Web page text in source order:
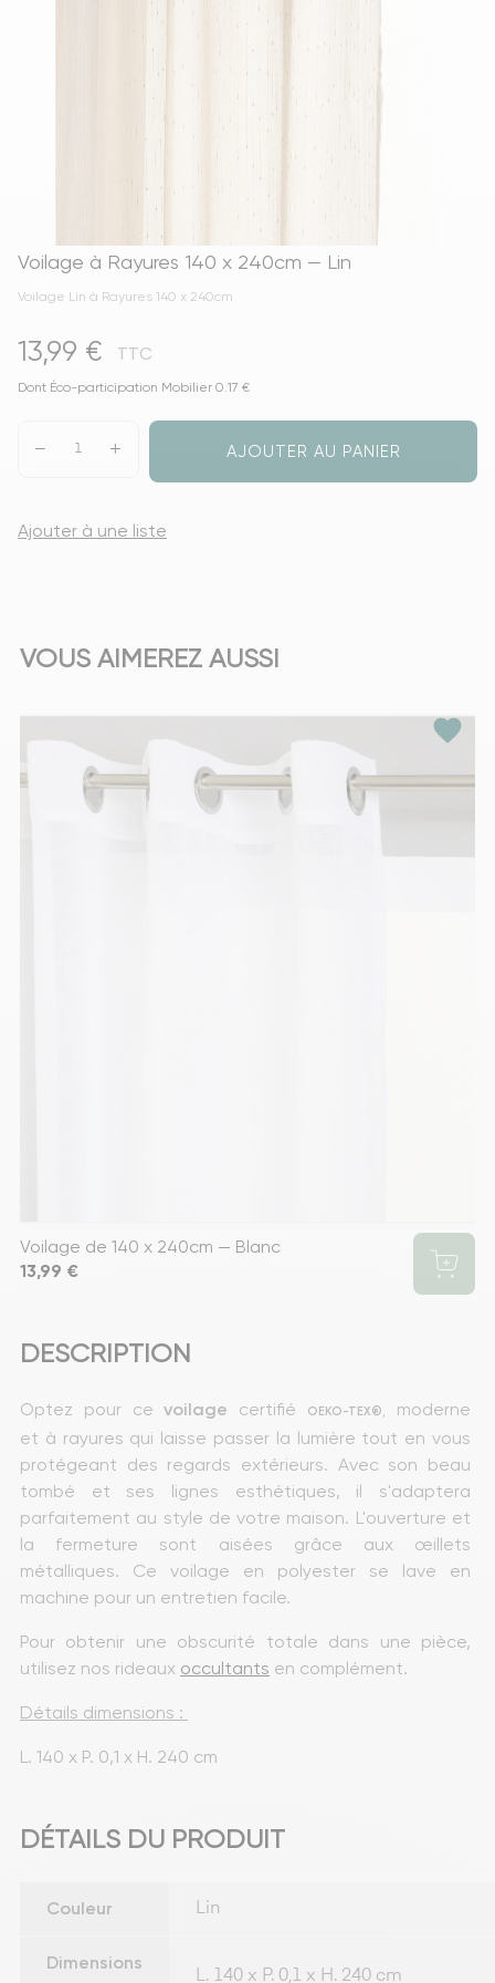
Voilage à Rayures 140 x 240cm — Lin
Voilage Lin à Rayures 140 x 240cm
13,99 € TTC
Dont Éco-participation Mobilier 0.17 €
AJOUTER AU PANIER
Ajouter à une liste
VOUS AIMEREZ AUSSI
favorite
Voilage de 140 x 240cm — Blanc
Prix
13,99 €
DESCRIPTION
Optez pour ce voilage certifié OEKO-TEX®, moderne
et à rayures qui laisse passer la lumière tout en vous
protégeant des regards extérieurs. Avec son beau
tombé et ses lignes esthétiques, il s'adaptera
parfaitement au style de votre maison. L'ouverture et
la fermeture sont aisées grâce aux œillets
métalliques. Ce voilage en polyester se lave en
machine pour un entretien facile.
Pour obtenir une obscurité totale dans une pièce,
utilisez nos rideaux occultants en complément.
Détails dimensions :
L. 140 x P. 0,1 x H. 240 cm
DÉTAILS DU PRODUIT
Couleur Lin
Dimensions
L. 140 x P. 0,1 x H. 240 cm